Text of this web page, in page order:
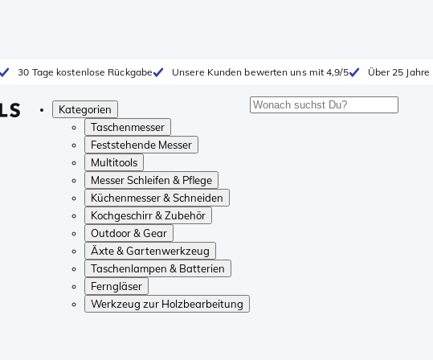
30 Tage kostenlose Rückgabe Unsere Kunden bewerten uns mit 4,9/5 Über 25
Kategorien
Taschenmesser
Feststehende Messer
Multitools
Messer Schleifen & Pflege
Küchenmesser & Schneiden
Kochgeschirr & Zubehör
Outdoor & Gear
Äxte & Gartenwerkzeug
Taschenlampen & Batterien
Ferngläser
Werkzeug zur Holzbearbeitung